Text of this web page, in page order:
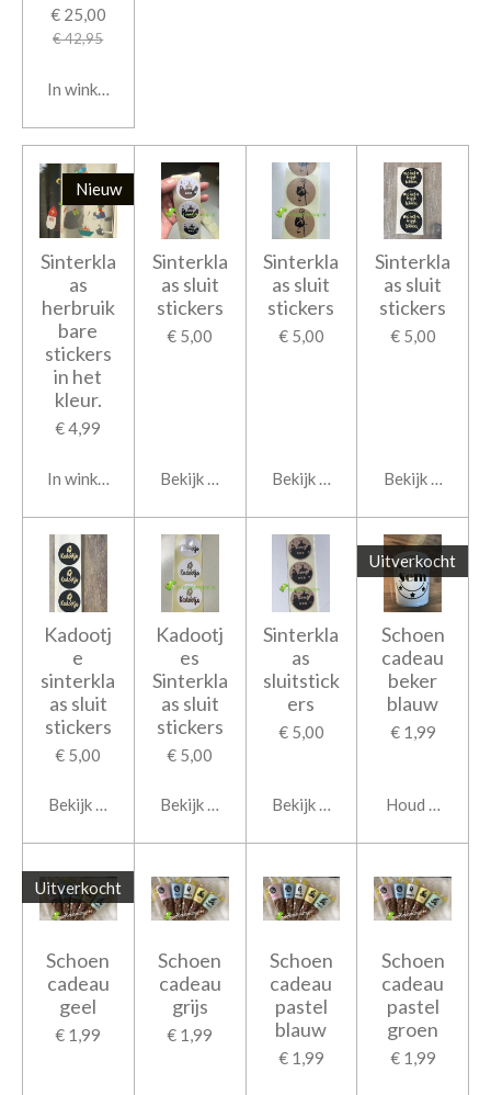
€ 25,00
€ 42,95
In winkelwagen
Nieuw
Sinterkla
as
herbruik
bare
stickers
in het
kleur.
€ 4,99
In winkelwagen
Sinterkla
as sluit
stickers
€ 5,00
Bekijk details
Sinterkla
as sluit
stickers
€ 5,00
Bekijk details
Sinterkla
as sluit
stickers
€ 5,00
Bekijk details
Kadootj
e
sinterkla
as sluit
stickers
€ 5,00
Bekijk details
Kadootj
es
Sinterkla
as sluit
stickers
€ 5,00
Bekijk details
Sinterkla
as
sluitstick
ers
€ 5,00
Bekijk details
Uitverkocht
Schoen
cadeau
beker
blauw
€ 1,99
Houd mij op
Uitverkocht
Schoen
cadeau
geel
€ 1,99
Schoen
cadeau
grijs
€ 1,99
Schoen
cadeau
pastel
blauw
€ 1,99
Schoen
cadeau
pastel
groen
€ 1,99